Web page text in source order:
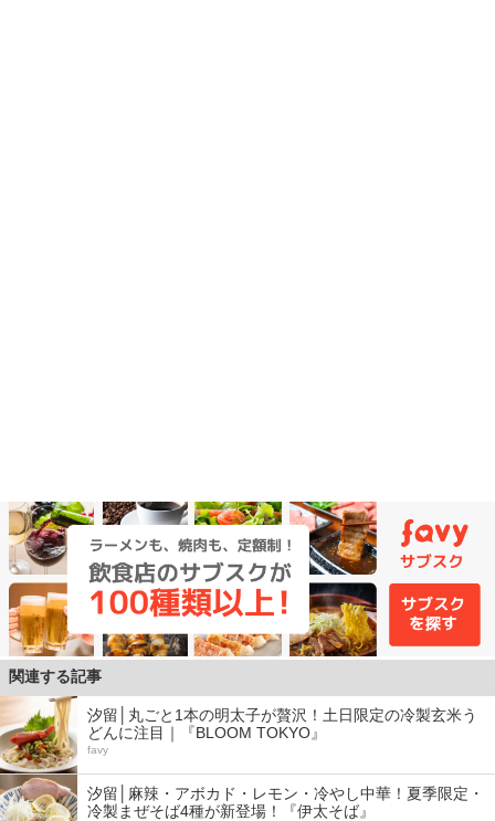
関連する記事
汐留│丸ごと1本の明太子が贅沢！土日限定の冷製玄米う
どんに注目｜『BLOOM TOKYO』
favy
汐留│麻辣・アボカド・レモン・冷やし中華！夏季限定・
冷製まぜそば4種が新登場！『伊太そば』